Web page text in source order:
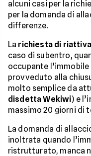
alcuni casi per la
per la domanda di
differenze.
La richiesta di
caso di subentro,
occupante
provveduto alla
molto semplice da
disdetta Wekiwi) e
massimo 20 giorni di
La domanda di
inoltrata quando
ristrutturato, manca